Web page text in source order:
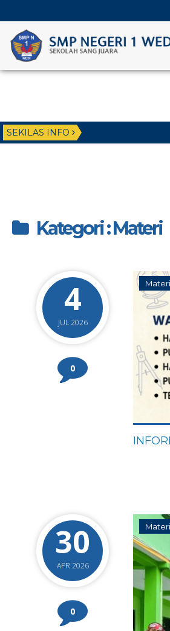
SEKILAS INFO
Kategori : Materi
4
JUL 2026
0
Materi
30
APR 2026
0
Materi